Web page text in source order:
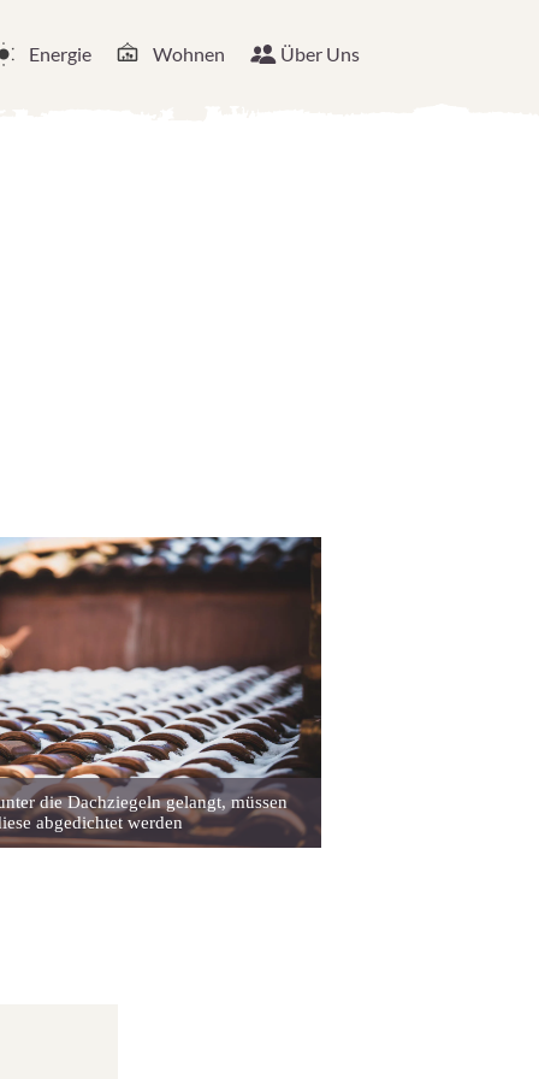
Energie Wohnen Über Uns
die Dachziegeln gelangt, müssen
abgedichtet werden